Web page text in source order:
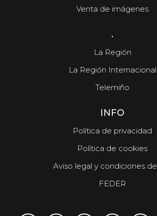
Venta de imágenes
.
La Región
La Región Internacional
Telemiño
INFO
Política de privacidad
Política de cookies
Aviso legal y condiciones
FEDER